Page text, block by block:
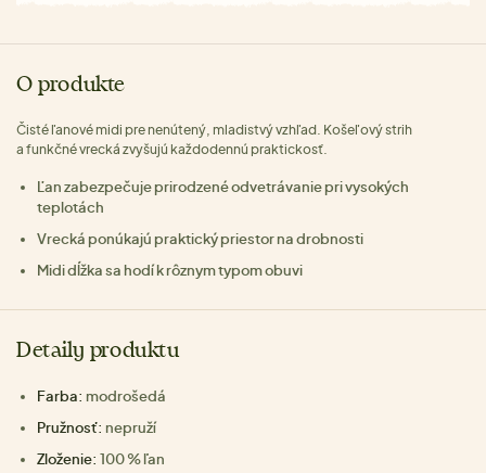
O produkte
Čisté ľanové midi pre nenútený, mladistvý vzhľad. Košeľový strih
a funkčné vrecká zvyšujú každodennú praktickosť.
Ľan zabezpečuje prirodzené odvetrávanie pri vysokých
teplotách
Vrecká ponúkajú praktický priestor na drobnosti
Midi dĺžka sa hodí k rôznym typom obuvi
Detaily produktu
Farba: modrošedá
Pružnosť: nepruží
Zloženie: 100 % ľan